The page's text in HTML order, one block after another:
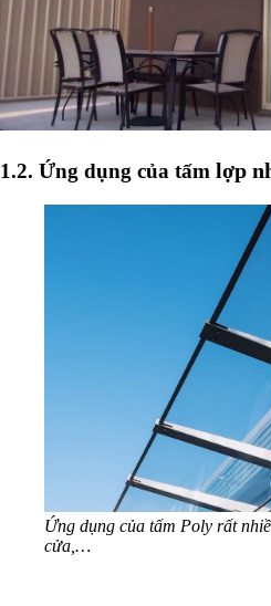
1.2. Ứng dụng của tấm lợp
Ứng dụng của tấm Poly rất
cửa,…